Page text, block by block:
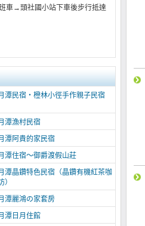
車→頭社國小站下車後步行抵達
潭民宿‧橙林小徑手作親子民宿
潭漁村民宿
潭阿貴的家民宿
潭住宿～御爵渡假山莊
潭晶鑽特色民宿（晶鑽有機紅茶咖
）
潭麗鴻の家套房
潭日月住館